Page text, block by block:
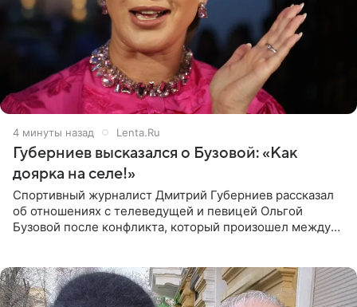
4 минуты назад Lenta.Ru
Губерниев высказался о Бузовой: «Как
доярка на селе!»
Спортивный журналист Дмитрий Губерниев рассказал
об отношениях с телеведущей и певицей Ольгой
Бузовой после конфликта, который произошел между